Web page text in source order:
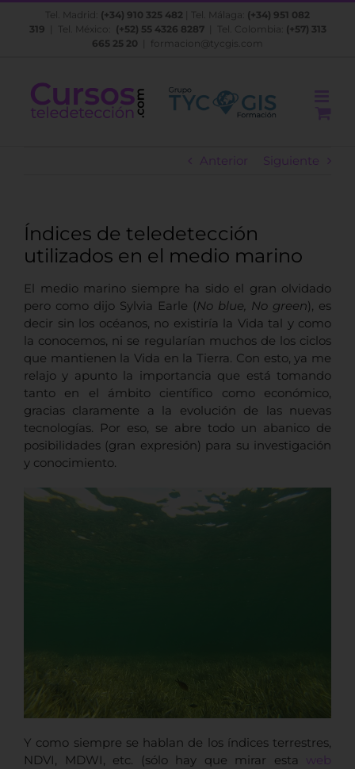
Saltar
Tel. Madrid: (+34) 910 325 482 | Tel. Málaga: (+34) 951 082
319 | Tel. México: (+52) 55 4326 8287| Tel. Colombia: (+57) 313
665 25 20
formacion@tycgis.com
Anterior Siguiente
Índices de teledetección
utilizados en el medio marino
El medio marino siempre ha sido el gran olvidado
pero como dijo Sylvia Earle (No blue, No green), es
decir sin los océanos, no existiría la Vida tal y como
la conocemos, ni se regularían muchos de los ciclos
que mantienen la Vida en la Tierra. Con esto, ya me
relajo y apunto la importancia que está tomando
tanto en el ámbito científico como económico,
gracias claramente a la evolución de las nuevas
tecnologías. Por eso, se abre todo un abanico de
posibilidades (gran expresión) para su investigación
y conocimiento.
Y como siempre se hablan de los índices terrestres,
NDVI, MDWI, etc. (sólo hay que mirar esta web